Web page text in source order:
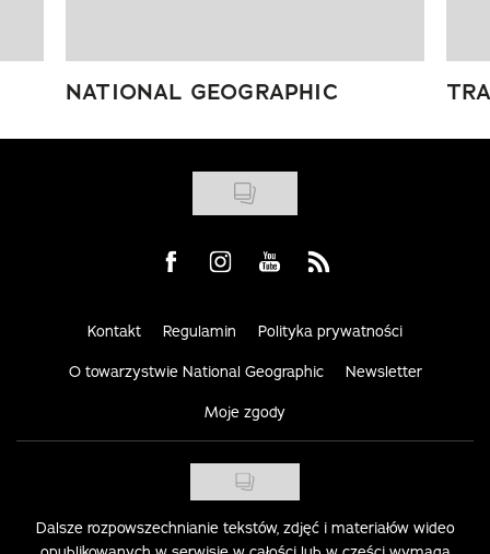
NATIONAL GEOGRAPHIC
Visit us on Facebook
Visit us on Instagram
Visit us on Youtube
Visit us on Rss
Kontakt Regulamin Polityka prywatności
O towarzystwie National Geographic Newsletter
Moje zgody
Dalsze rozpowszechnianie tekstów, zdjęć i materiałów wideo